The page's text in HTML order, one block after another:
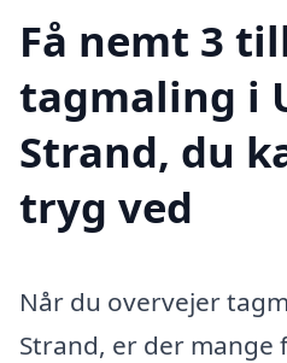
Få nemt 3
tagmaling i
Strand, du
tryg ved
Når du overvejer
Strand, er der mange